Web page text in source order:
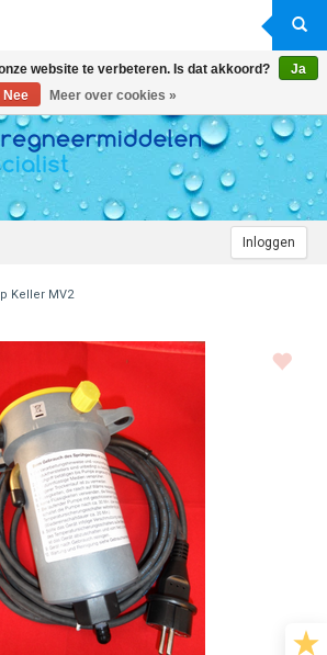
Inloggen
Keller MV2
website te verbeteren. Is dat akkoord?
Ja
Nee
Meer over cookies »